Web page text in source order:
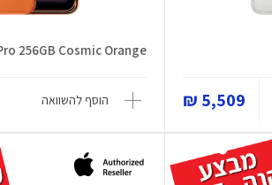
5,509 ₪
256GB Cosmic Orange
הוסף להשוואה